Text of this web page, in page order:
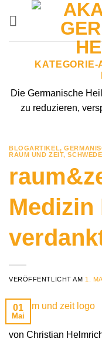
KATEGORIE-
Die Germanische
zu reduzieren,
BLOGARTIKEL,
RAUM UND ZEIT,
Medizin
VERÖFFENTLICHT AM 1.
01
Mai
von Christian